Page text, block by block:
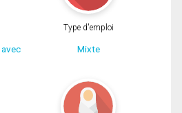
Type d'emploi
Mixte